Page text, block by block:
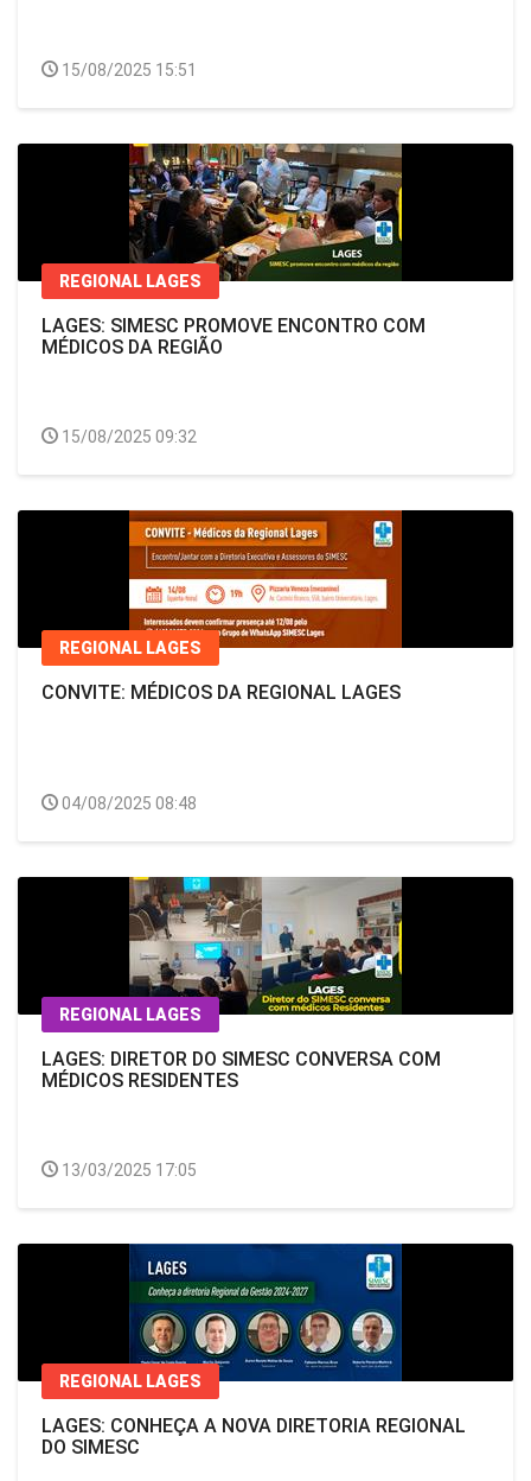
15/08/2025 15:51
REGIONAL LAGES
LAGES: SIMESC PROMOVE ENCONTRO COM
MÉDICOS DA REGIÃO
15/08/2025 09:32
REGIONAL LAGES
CONVITE: MÉDICOS DA REGIONAL LAGES
04/08/2025 08:48
REGIONAL LAGES
LAGES: DIRETOR DO SIMESC CONVERSA COM
MÉDICOS RESIDENTES
13/03/2025 17:05
REGIONAL LAGES
LAGES: CONHEÇA A NOVA DIRETORIA REGIONAL
DO SIMESC